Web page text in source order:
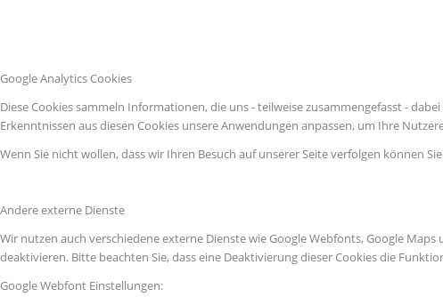
Google Analytics Cookies
Diese Cookies sammeln Informationen, die uns - teilweise zusammengefasst -
Erkenntnissen aus diesen Cookies unsere Anwendungen anpassen, um Ihre
Wenn Sie nicht wollen, dass wir Ihren Besuch auf unserer Seite verfolgen können
Andere externe Dienste
Wir nutzen auch verschiedene externe Dienste wie Google Webfonts, Google
deaktivieren. Bitte beachten Sie, dass eine Deaktivierung dieser Cookies die
Google Webfont Einstellungen: